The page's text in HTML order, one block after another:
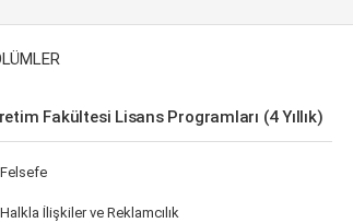
Fakültesi Lisans Programları (4 Yıllık)
Felsefe
Halkla İlişkiler ve Reklamcılık